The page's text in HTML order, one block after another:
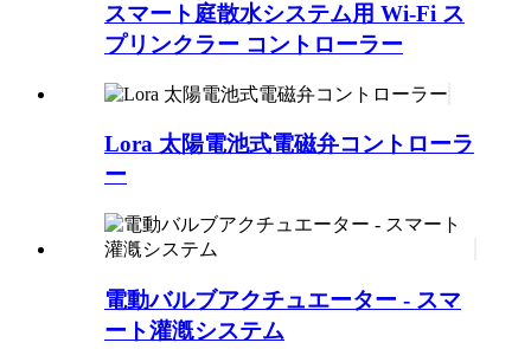
スマート庭散水システム用 Wi-Fi ス
プリンクラー コントローラー
Lora 太陽電池式電磁弁コントローラ
ー
電動バルブアクチュエーター - スマ
ート灌漑システム